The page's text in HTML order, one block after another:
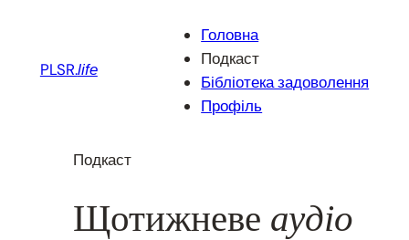
вмістуPLSR.life
Головна
Подкаст
Бібліотека задоволення
Профіль
Подкаст
Щотижневе аудіо